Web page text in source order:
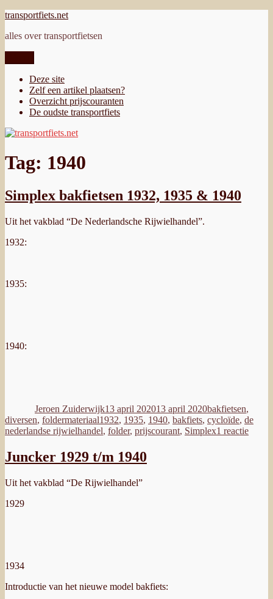
Ga
de
transportfiets.net
alles over transportfietsen
Deze site
Zelf een artikel plaatsen?
Overzicht prijscouranten
De oudste transportfiets
Tag: 1940
Simplex bakfietsen 1932, 1935 & 1940
Uit het vakblad “De Nederlandsche Rijwielhandel”.
1932:
1935:
1940:
Jeroen Zuiderwijk13 april 202013 april 2020bakfietsen,
diversen, foldermateriaalTags
1932, 1935, 1940, bakfiets, cycloïde, de
nederlandse rijwielhandel, folder, prijscourant, Simplex1 reactieop
Juncker 1929 t/m 1940
Uit het vakblad “De Rijwielhandel”
1929
1934
Introductie van het nieuwe model bakfiets: